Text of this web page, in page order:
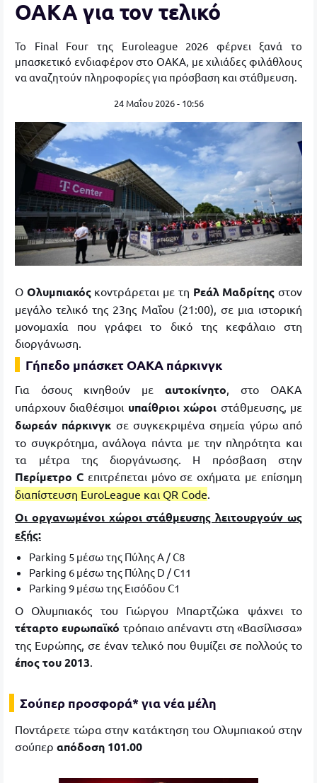
ΟΑΚΑ για τον τελικό
Το Final Four της Euroleague 2026 φέρνει ξανά το
μπασκετικό ενδιαφέρον στο ΟΑΚΑ, με χιλιάδες φιλάθλους
να αναζητούν πληροφορίες για πρόσβαση και στάθμευση.
24 Μαΐου 2026 - 10:56
Ο Ολυμπιακόςκοντράρεται με τη Ρεάλ Μαδρίτης στον
μεγάλο τελικό της 23ης Μαΐου (21:00), σε μια ιστορική
μονομαχία που γράφει το δικό της κεφάλαιο στη
διοργάνωση.
Γήπεδο μπάσκετ ΟΑΚΑ πάρκινγκ
Για όσους κινηθούν με αυτοκίνητο, στο ΟΑΚΑ
υπάρχουν διαθέσιμοι υπαίθριοι χώροι στάθμευσης, με
δωρεάν πάρκινγκ σε συγκεκριμένα σημεία γύρω από
το συγκρότημα, ανάλογα πάντα με την πληρότητα και
τα μέτρα της διοργάνωσης. Η πρόσβαση στην
Περίμετρο Cεπιτρέπεται μόνο σε οχήματα με επίσημη
διαπίστευση EuroLeague και QR Code.
Οι οργανωμένοι χώροι στάθμευσης λειτουργούν ως
εξής:
Parking 5 μέσω της Πύλης A / C8
Parking 6 μέσω της Πύλης D / C11
Parking 9 μέσω της Εισόδου C1
Ο Ολυμπιακός του Γιώργου Μπαρτζώκα ψάχνει το
τέταρτο ευρωπαϊκό τρόπαιο απέναντι στη «Βασίλισσα»
της Ευρώπης, σε έναν τελικό που θυμίζει σε πολλούς το
έπος του 2013.
Σούπερ προσφορά* για νέα μέλη
Ποντάρετε τώρα στην κατάκτηση του Ολυμπιακού στην
σούπερ απόδοση 101.00